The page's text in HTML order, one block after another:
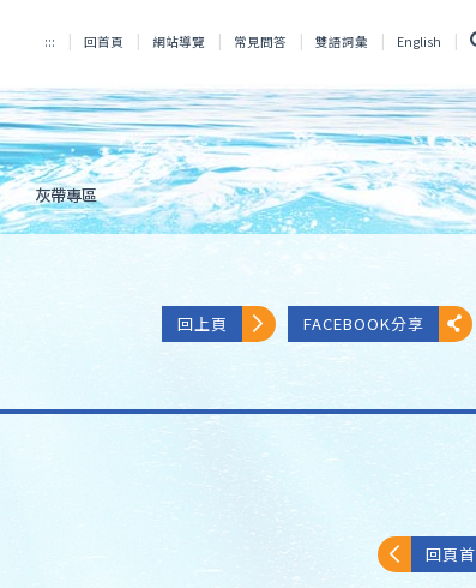
::: 回首頁 網站導覽 常見問答 雙語詞彙 English
灰帶專區
回上頁 FACEBOOK分享
回頁首